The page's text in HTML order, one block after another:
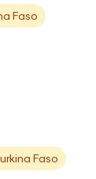
Faso
Faso